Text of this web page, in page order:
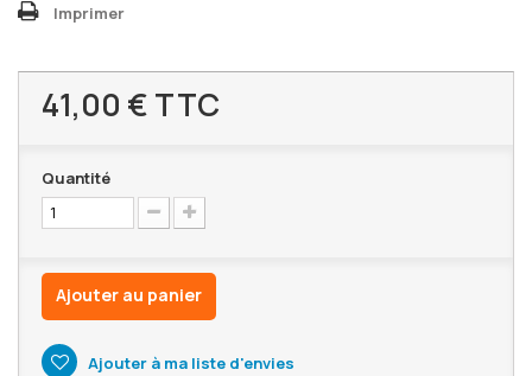
Imprimer
41,00 €TTC
Quantité
Ajouter au panier
Ajouter à ma liste d'envies